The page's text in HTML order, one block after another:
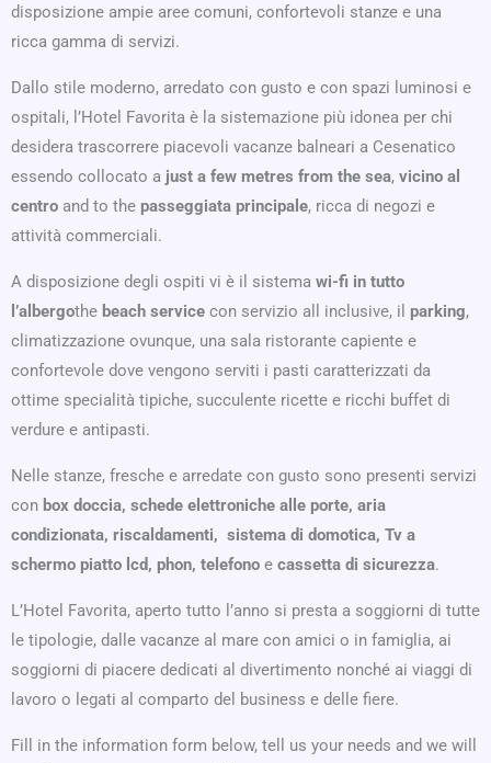
disposizione ampie aree comuni, confortevoli stanze e una
ricca gamma di servizi.
Dallo stile moderno, arredato con gusto e con spazi luminosi e
ospitali, l’Hotel Favorita è la sistemazione più idonea per chi
desidera trascorrere piacevoli vacanze balneari a Cesenatico
essendo collocato a just a few metres from the sea, vicino al
centro and to the passeggiata principale, ricca di negozi e
attività commerciali.
A disposizione degli ospiti vi è il sistema wi-fi in tutto
l’albergothe beach service con servizio all inclusive, il parking,
climatizzazione ovunque, una sala ristorante capiente e
confortevole dove vengono serviti i pasti caratterizzati da
ottime specialità tipiche, succulente ricette e ricchi buffet di
verdure e antipasti.
Nelle stanze, fresche e arredate con gusto sono presenti servizi
con box doccia, schede elettroniche alle porte, aria
condizionata, riscaldamenti, sistema di domotica, Tv a
schermo piatto lcd, phon, telefono e cassetta di sicurezza.
L’Hotel Favorita, aperto tutto l’anno si presta a soggiorni di tutte
le tipologie, dalle vacanze al mare con amici o in famiglia, ai
soggiorni di piacere dedicati al divertimento nonché ai viaggi di
lavoro o legati al comparto del business e delle fiere.
Fill in the information form below, tell us your needs and we will